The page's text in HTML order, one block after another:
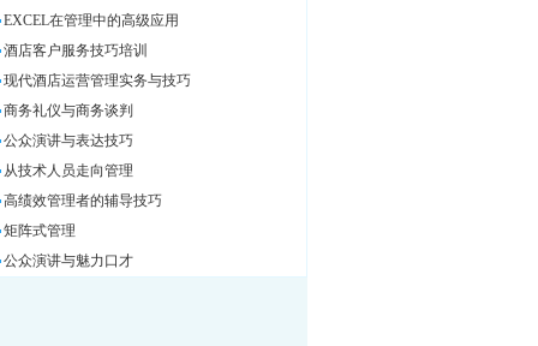
EXCEL在管理中的高级应用
酒店客户服务技巧培训
现代酒店运营管理实务与技巧
商务礼仪与商务谈判
公众演讲与表达技巧
从技术人员走向管理
高绩效管理者的辅导技巧
矩阵式管理
公众演讲与魅力口才